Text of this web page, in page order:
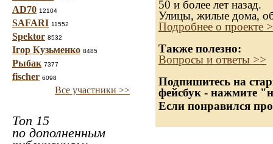
AD70 12104
SAFARI 11552
Spektor 8532
Ігор Кузьменко 8485
Рыбак 7377
fischer 6098
Все участники >>
Топ 15
по дополненным
50 и более лет назад.
Улицы, жилые дома,
Подробнее о проекте
Также полезно:
Вопросы и ответы >>
Подпишитесь на
фейсбук - нажмите
Если понравился